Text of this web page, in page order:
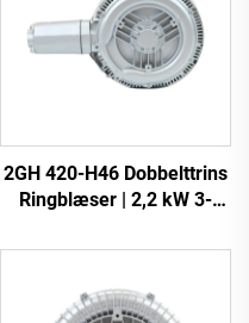
2GH 420-H46 Dobbelttrins
Ringblæser | 2,2 kW 3-